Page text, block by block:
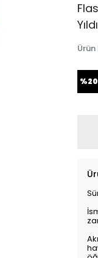
%20